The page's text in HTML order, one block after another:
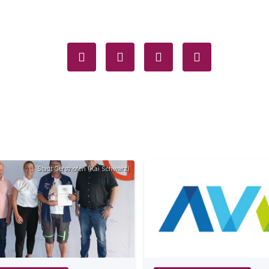
Stadt Gersthofen (Kai Schwarz)